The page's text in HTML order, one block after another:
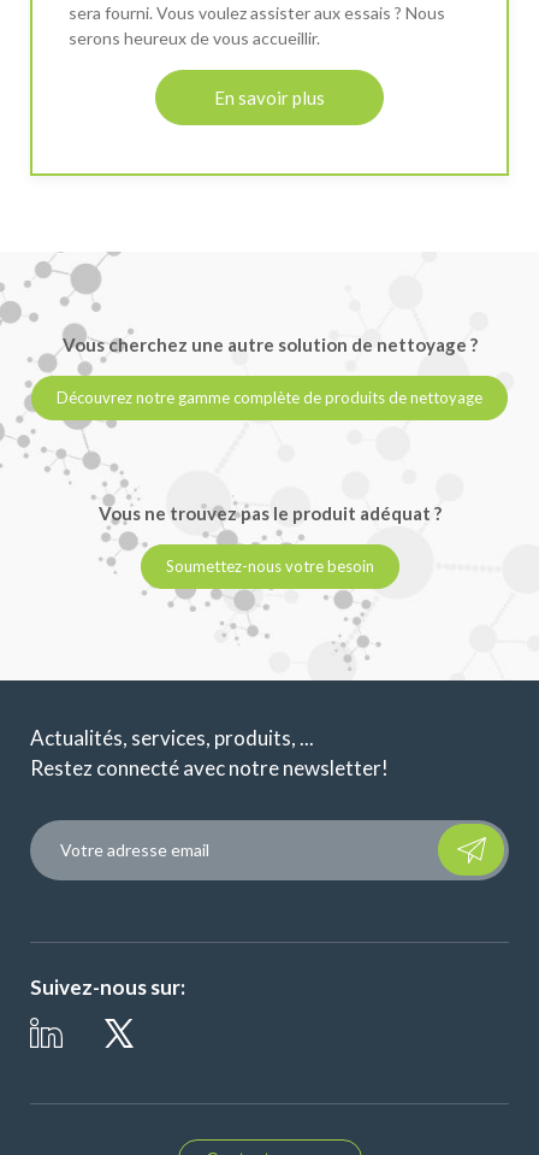
sera fourni. Vous voulez assister aux essais ? Nous
serons heureux de vous accueillir.
En savoir plus
Vous cherchez une autre solution de nettoyage ?
Découvrez notre gamme complète de produits de nettoyage
Vous ne trouvez pas le produit adéquat ?
Soumettez-nous votre besoin
Actualités, services, produits, ...
Restez connecté avec notre newsletter!
Please
Suivez-nous sur: